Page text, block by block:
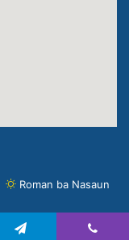
Roman ba Nasaun